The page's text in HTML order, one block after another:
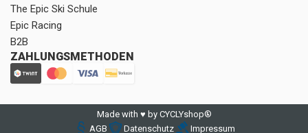
The Epic Ski Schule
Epic Racing
B2B
ZAHLUNGSMETHODEN
Made with ♥ by CYCLYshop®
AGB
Datenschutz Impressum